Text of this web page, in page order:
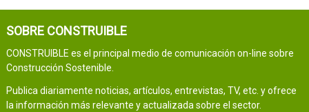
SOBRE CONSTRUIBLE
CONSTRUIBLE es el principal medio de comunicación on-line sobre
Construcción Sostenible.
Publica diariamente noticias, artículos, entrevistas, TV, etc. y ofrece
la información más relevante y actualizada sobre el sector.